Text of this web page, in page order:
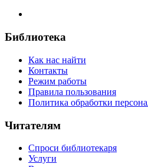
Библиотека
Как нас найти
Контакты
Режим работы
Правила пользования
Политика обработки
Читателям
Спроси библиотекаря
Услуги